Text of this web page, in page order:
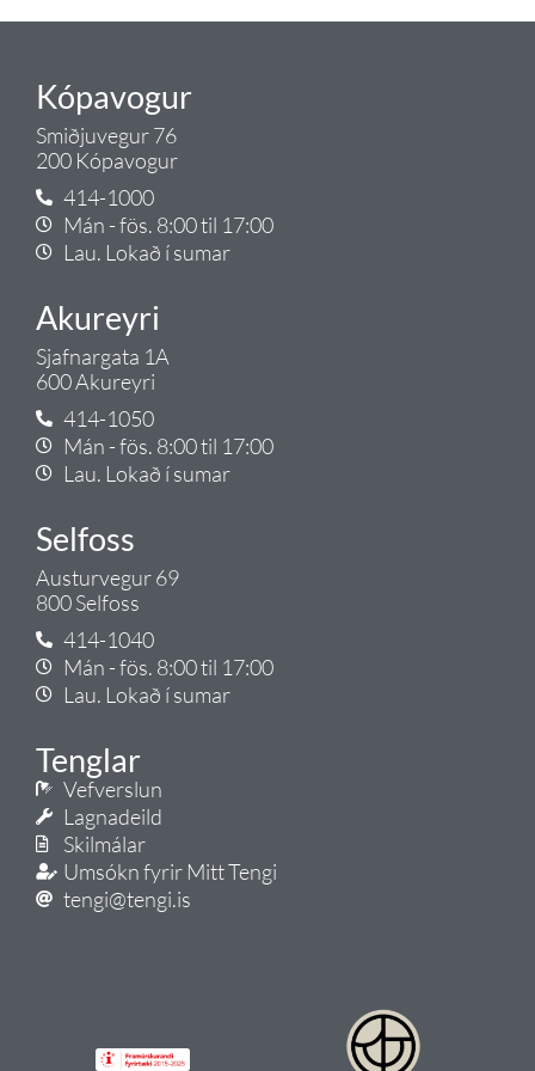
Kópavogur
Smiðjuvegur 76
200 Kópavogur
414-1000
Mán - fös. 8:00 til 17:00
Lau. Lokað í sumar
Akureyri
Sjafnargata 1A
600 Akureyri
414-1050
Mán - fös. 8:00 til 17:00
Lau. Lokað í sumar
Selfoss
Austurvegur 69
800 Selfoss
414-1040
Mán - fös. 8:00 til 17:00
Lau. Lokað í sumar
Tenglar
Vefverslun
Lagnadeild
Skilmálar
Umsókn fyrir Mitt Tengi
tengi@tengi.is